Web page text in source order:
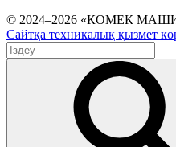
© 2024–2026 «КОМЕК
Сайтқа техникалық қызмет